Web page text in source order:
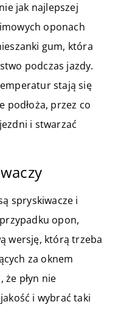
jak najlepszej
oponach
gum, która
podczas jazdy.
stają się
podłoża, przez co
i stwarzać
spryskiwacze i
opon,
wersję, którą trzeba
za oknem
płyn nie
i wybrać taki